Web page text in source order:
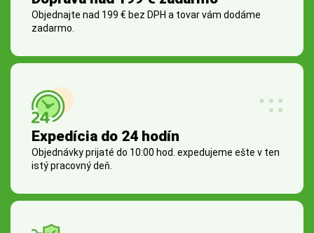
Objednajte nad 199 € bez DPH a tovar vám dodáme
zadarmo.
Expedícia do 24 hodín
Objednávky prijaté do 10:00 hod. expedujeme ešte v ten
istý pracovný deň.